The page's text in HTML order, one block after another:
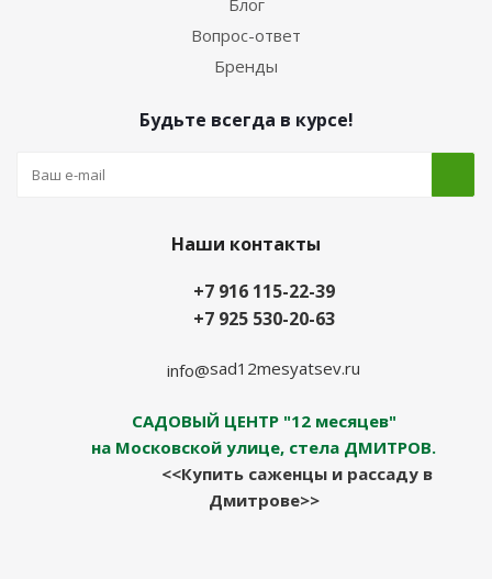
Блог
Вопрос-ответ
Бренды
Будьте всегда в курсе!
Наши контакты
+7 916 115-22-39
+7 925 530-20-63
info@sad12mesyatsev.ru
САДОВЫЙ ЦЕНТР "12 месяцев"
на Московской улице, стела ДМИТРОВ.
<<Купить саженцы и рассаду в
Дмитрове>>